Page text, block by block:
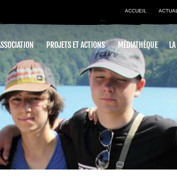
ACCUEIL
PROJETS ET ACTIONS MÉDIATHÈQUE